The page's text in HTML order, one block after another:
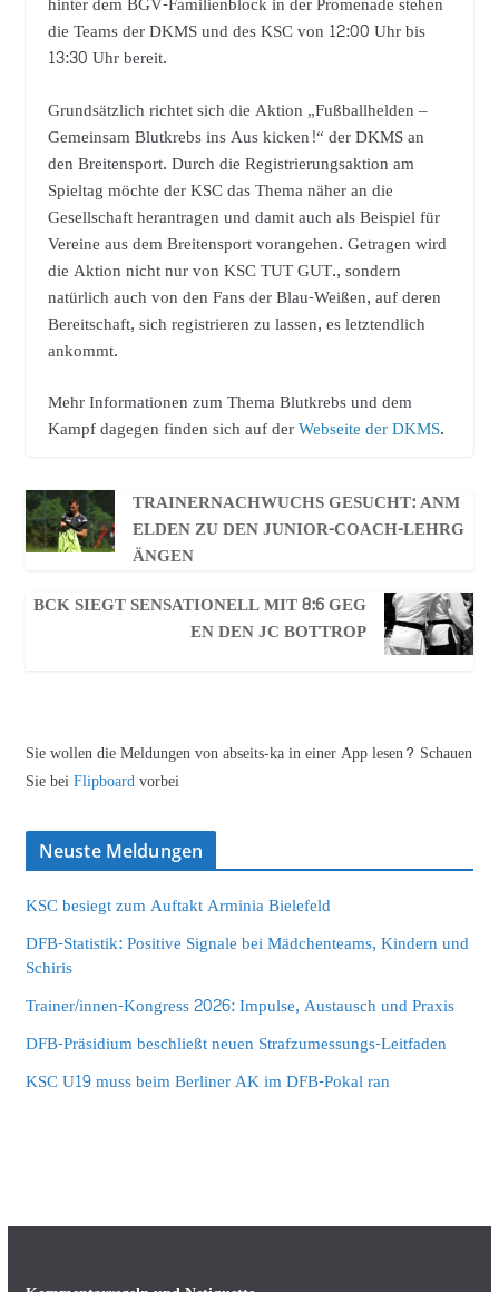
die Teams der DKMS und des KSC von 12:00 Uhr bis
13:30 Uhr bereit.
Grundsätzlich richtet sich die Aktion „Fußballhelden –
Gemeinsam Blutkrebs ins Aus kicken!“ der DKMS an
den Breitensport. Durch die Registrierungsaktion am
Spieltag möchte der KSC das Thema näher an die
Gesellschaft herantragen und damit auch als Beispiel für
Vereine aus dem Breitensport vorangehen. Getragen wird
die Aktion nicht nur von KSC TUT GUT., sondern
natürlich auch von den Fans der Blau-Weißen, auf deren
Bereitschaft, sich registrieren zu lassen, es letztendlich
ankommt.
Mehr Informationen zum Thema Blutkrebs und dem
Kampf dagegen finden sich auf derWebseite der DKMS.
TRAINERNACHWUCHS GESUCHT: ANM
ELDEN ZU DEN JUNIOR-COACH-LEHRG
ÄNGEN
BCK SIEGT SENSATIONELL MIT 8:6 GEG
EN DEN JC BOTTROP
Sie wollen die Meldungen von abseits-ka in einer App lesen? Schauen
Sie beiFlipboardvorbei
Neuste Meldungen
KSC besiegt zum Auftakt Arminia Bielefeld
DFB-Statistik: Positive Signale bei Mädchenteams, Kindern und
Schiris
Trainer/innen-Kongress 2026: Impulse, Austausch und Praxis
DFB-Präsidium beschließt neuen Strafzumessungs-Leitfaden
KSC U19 muss beim Berliner AK im DFB-Pokal ran